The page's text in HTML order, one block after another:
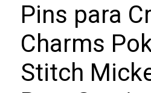
Pins para
Charms
Stitch